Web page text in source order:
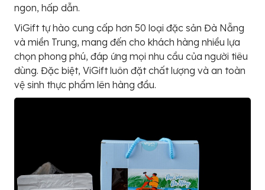
ngon, hấp dẫn.
ViGift tự hào cung cấp hơn 50 loại đặc sản Đà Nẵng
và miền Trung, mang đến cho khách hàng nhiều lựa
chọn phong phú, đáp ứng mọi nhu cầu của người tiêu
dùng. Đặc biệt, ViGift luôn đặt chất lượng và an toàn
vệ sinh thực phẩm lên hàng đầu.